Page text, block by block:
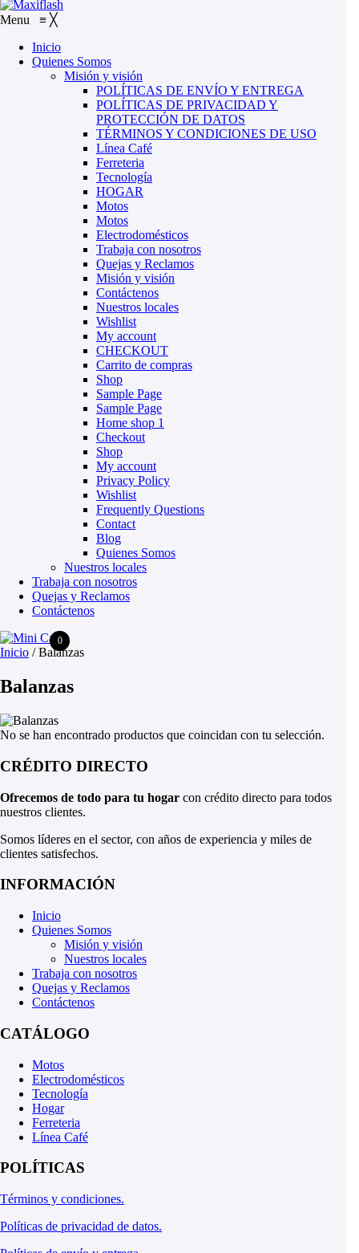
Menu ≡ ╳
Inicio
Quienes Somos
Misión y visión
POLÍTICAS DE ENVÍO Y ENTREGA
POLÍTICAS DE PRIVACIDAD Y
PROTECCIÓN DE DATOS
TÉRMINOS Y CONDICIONES DE USO
Línea Café
Ferreteria
Tecnología
HOGAR
Motos
Motos
Electrodomésticos
Trabaja con nosotros
Quejas y Reclamos
Misión y visión
Contáctenos
Nuestros locales
Wishlist
My account
CHECKOUT
Carrito de compras
Shop
Sample Page
Sample Page
Home shop 1
Checkout
Shop
My account
Privacy Policy
Wishlist
Frequently Questions
Contact
Blog
Quienes Somos
Nuestros locales
Trabaja con nosotros
Quejas y Reclamos
Contáctenos
0
Inicio /Balanzas
Balanzas
No se han encontrado productos que coincidan con tu selección.
CRÉDITO DIRECTO
Ofrecemos de todo para tu hogar con crédito directo para todos
nuestros clientes.
Somos líderes en el sector, con años de experiencia y miles de
clientes satisfechos.
INFORMACIÓN
Inicio
Quienes Somos
Misión y visión
Nuestros locales
Trabaja con nosotros
Quejas y Reclamos
Contáctenos
CATÁLOGO
Motos
Electrodomésticos
Tecnología
Hogar
Ferreteria
Línea Café
POLÍTICAS
Términos y condiciones.
Políticas de privacidad de datos.